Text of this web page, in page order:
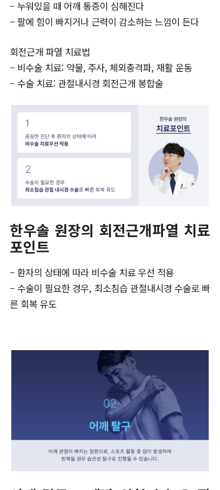
– 누워있을 때 어깨 통증이 심해진다
– 팔에 힘이 빠지거나 근력이 감소하는 느낌이 든다
회전근개 파열 치료법
– 비수술 치료: 약물, 주사, 체외충격파, 재활 운동
– 수술 치료: 관절내시경 회전근개 봉합술
한우솔 원장의 회전근개파열 치료
포인트
– 환자의 상태에 따라 비수술 치료 우선 적용
– 수술이 필요한 경우, 최소침습 관절내시경 수술로 빠
른 회복 유도